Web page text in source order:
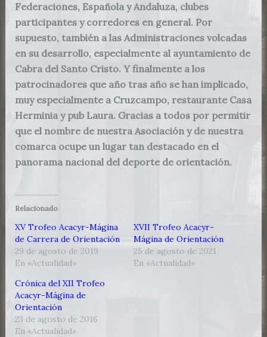
Federaciones, Española y Andaluza, clubes
participantes y corredores en general. Por
supuesto, también a las Administraciones volcadas
en su desarrollo, especialmente al ayuntamiento de
Cabra del Santo Cristo. Y finalmente a los
patrocinadores que año tras año se han implicado,
muy especialmente a Cruzcampo, restaurante Casa
Herminia y pub Laura. Gracias a todos por permitir
que el nombre de nuestra Asociación y de nuestra
comarca ocupe un lugar tan destacado en el
panorama nacional del deporte de orientación.
Relacionado
XV Trofeo Acacyr-Mágina
de Carrera de Orientación
29 de agosto de 2019
En «Actualidad»
XVII Trofeo Acacyr-
Mágina de Orientación
25 de agosto de 2021
En «Actualidad»
Crónica del XII Trofeo
Acacyr-Mágina de
Orientación
23 de agosto de 2016
En «Actualidad»